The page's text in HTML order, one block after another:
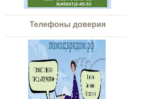
Телефоны доверия